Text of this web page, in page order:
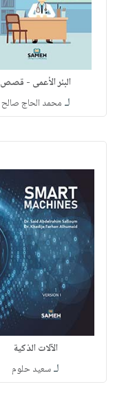
البئر الأعمى - قصص
لـ محمد الحاج صالح
الآلات الذكية
لـسعيد حلوم